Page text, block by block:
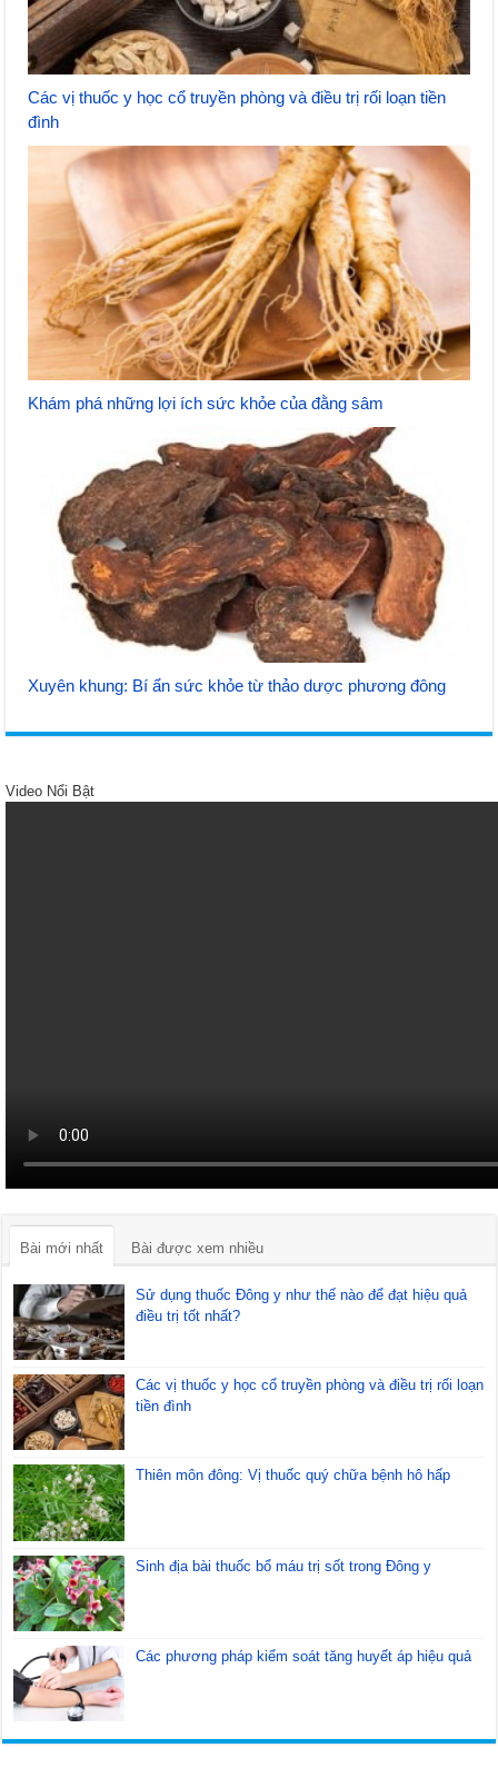
Các vị thuốc y học cổ truyền phòng và điều trị rối loạn tiền
đình
Khám phá những lợi ích sức khỏe của đằng sâm
Xuyên khung: Bí ẩn sức khỏe từ thảo dược phương đông
Video Nổi Bật
Bài mới nhất Bài được xem nhiều
Sử dụng thuốc Đông y như thế nào để đạt hiệu quả
điều trị tốt nhất?
Các vị thuốc y học cổ truyền phòng và điều trị rối loạn
tiền đình
Thiên môn đông: Vị thuốc quý chữa bệnh hô hấp
Sinh địa bài thuốc bổ máu trị sốt trong Đông y
Các phương pháp kiểm soát tăng huyết áp hiệu quả